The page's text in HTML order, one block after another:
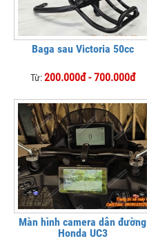
Baga sau Victoria 50cc
Từ:200.000đ - 700.000đ
Màn hình camera dẫn đường
Honda UC3